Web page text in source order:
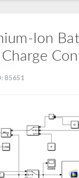
Ion
85651